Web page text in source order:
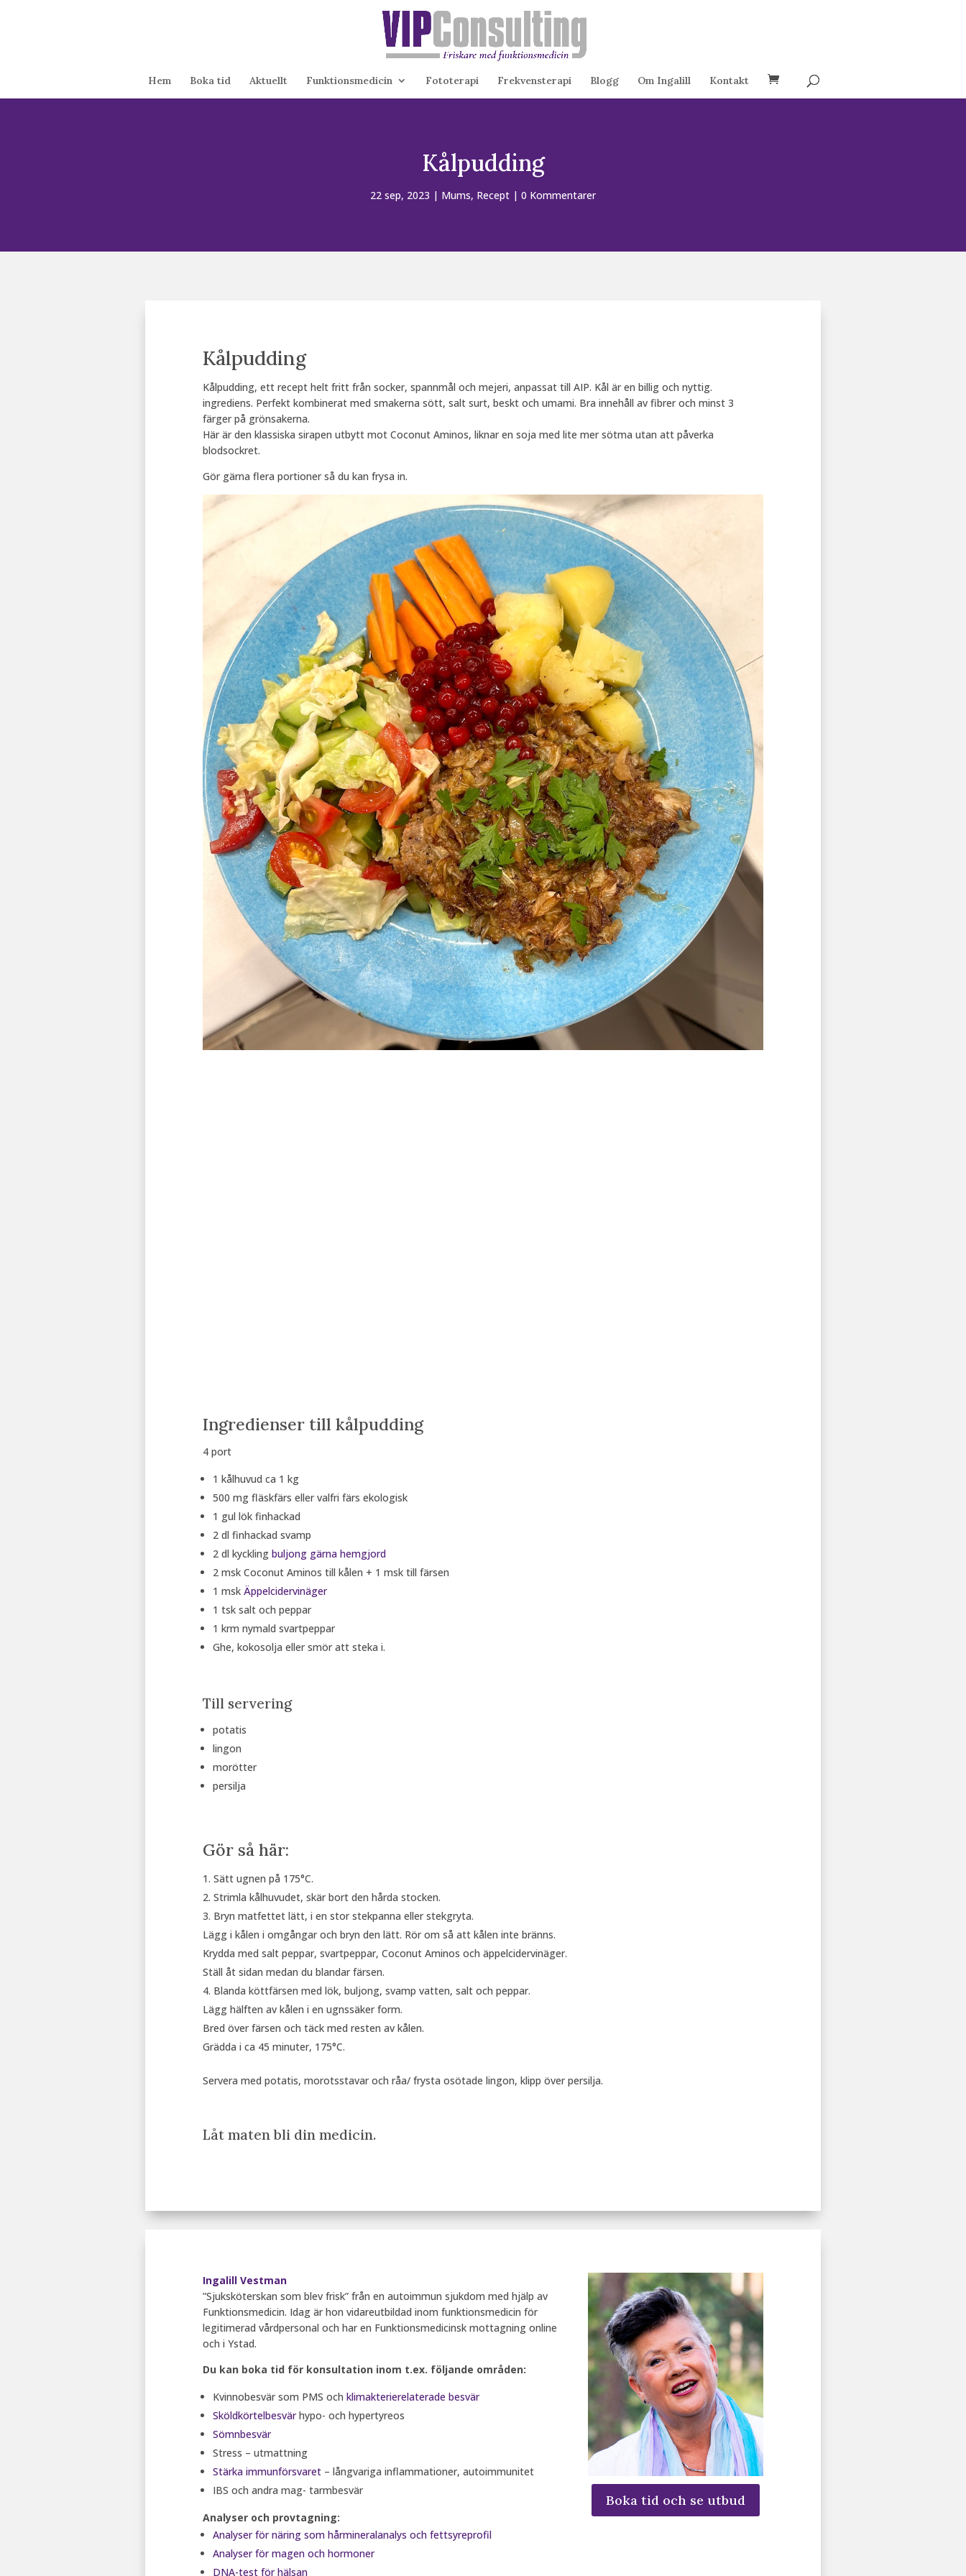
Hem Boka tid Aktuellt Funktionsmedicin Fototerapi Frekvensterapi Blogg Om Ingalill Kontakt
Kålpudding
22 sep, 2023 | Mums, Recept | 0 Kommentarer
Kålpudding
Kålpudding, ett recept helt fritt från socker, spannmål och mejeri, anpassat till AIP. Kål är en billig och nyttig.
ingrediens. Perfekt kombinerat med smakerna sött, salt surt, beskt och umami. Bra innehåll av fibrer och minst 3
färger på grönsakerna.
Här är den klassiska sirapen utbytt mot Coconut Aminos, liknar en soja med lite mer sötma utan att påverka
blodsockret.
Gör gärna flera portioner så du kan frysa in.
Ingredienser till kålpudding
4 port
1 kålhuvud ca 1 kg
500 mg fläskfärs eller valfri färs ekologisk
1 gul lök finhackad
2 dl finhackad svamp
2 dl kyckling buljong gärna hemgjord
2 msk Coconut Aminos till kålen + 1 msk till färsen
1 msk Äppelcidervinäger
1 tsk salt och peppar
1 krm nymald svartpeppar
Ghe, kokosolja eller smör att steka i.
Till servering
potatis
lingon
morötter
persilja
Gör så här:
Sätt ugnen på 175°C.
Strimla kålhuvudet, skär bort den hårda stocken.
Bryn matfettet lätt, i en stor stekpanna eller stekgryta.
Lägg i kålen i omgångar och bryn den lätt. Rör om så att kålen inte bränns.
Krydda med salt peppar, svartpeppar, Coconut Aminos och äppelcidervinäger.
Ställ åt sidan medan du blandar färsen.
Blanda köttfärsen med lök, buljong, svamp vatten, salt och peppar.
Lägg hälften av kålen i en ugnssäker form.
Bred över färsen och täck med resten av kålen.
Grädda i ca 45 minuter, 175°C.
Servera med potatis, morotsstavar och råa/ frysta osötade lingon, klipp över persilja.
Låt maten bli din medicin.
Ingalill Vestman
”Sjuksköterskan som blev frisk” från en autoimmun sjukdom med hjälp av
Funktionsmedicin. Idag är hon vidareutbildad inom funktionsmedicin för
legitimerad vårdpersonal och har en Funktionsmedicinsk mottagning online
och i Ystad.
Du kan boka tid för konsultation inom t.ex. följande områden:
Kvinnobesvär som PMS och klimakterierelaterade besvär
Sköldkörtelbesvärhypo- och hypertyreos
Sömnbesvär
Stress – utmattning
Stärka immunförsvaret– långvariga inflammationer, autoimmunitet
IBS och andra mag- tarmbesvär
Analyser och provtagning:
Analyser för näring som hårmineralanalys och fettsyreprofil
Analyser för magen och hormoner
DNA-test för hälsan
Boka tid och se utbud